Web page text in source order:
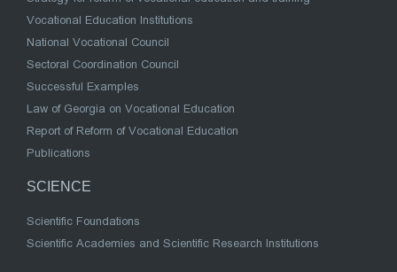
Vocational Education Institutions
National Vocational Council
Sectoral Coordination Council
Successful Examples
Law of Georgia on Vocational Education
Report of Reform of Vocational Education
Publications
SCIENCE
Scientific Foundations
Scientific Academies and Scientific Research Institutions